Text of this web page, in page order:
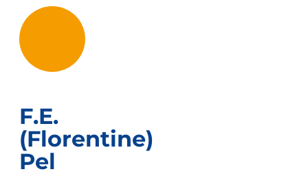
F.E.
(Florentine)
Pel